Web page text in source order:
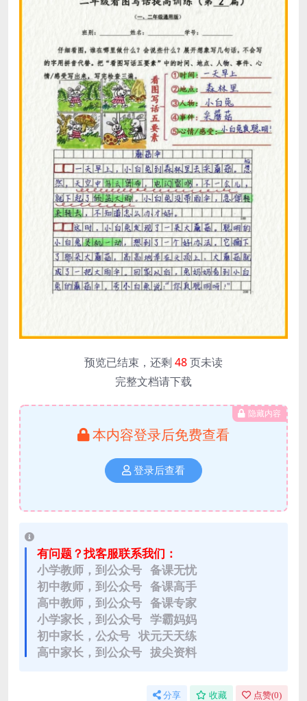
预览已结束，还剩 48页未读
完整文档请下载
隐藏内容
本内容登录后免费查看
登录后查看
有问题？找客服联系我们：
小学教师，到公众号 备课无忧
初中教师，到公众号 备课高手
高中教师，到公众号 备课专家
小学家长，到公众号 学霸妈妈
初中家长，公众号 状元天天练
高中家长，到公众号 拔尖资料
分享 收藏 点赞(0)